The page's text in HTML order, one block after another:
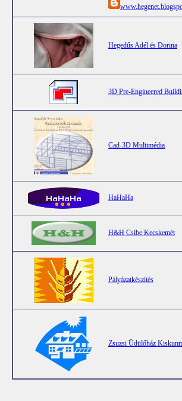
Hegedűs Adél és Dorina
3D Pre-Engineered
Cad-3D Multimédia
HaHaHa
H&H Csibe Kecskemét
Pályázatkészítés
Zsuzsi Üdülőház